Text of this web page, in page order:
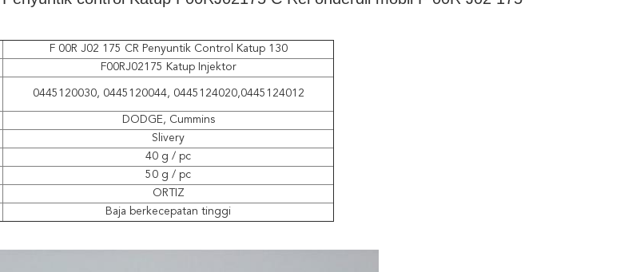
F 00R J02 175 CR Penyuntik Control Katup 130
F00RJ02175 Katup Injektor
0445120030, 0445120044, 0445124020,0445124012
DODGE, Cummins
Slivery
40 g / pc
50 g / pc
ORTIZ
Baja berkecepatan tinggi